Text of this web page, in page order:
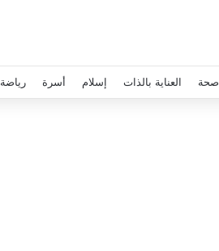
صحة العناية بالذات إسلام أسرة رياضة